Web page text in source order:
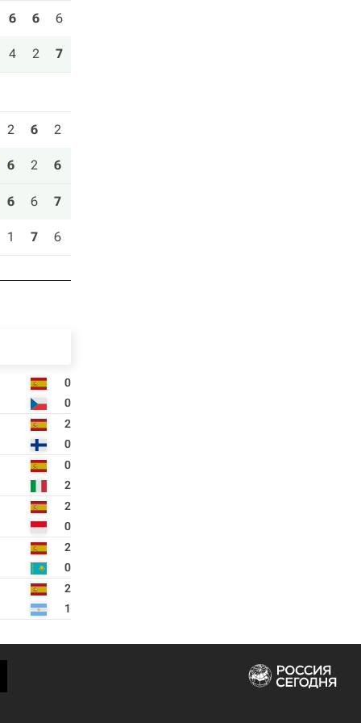
6 6 6
4 2 7
2 6 2
6 2 6
6 6 7
1 7 6
0
0
2
0
0
2
2
0
2
0
2
1